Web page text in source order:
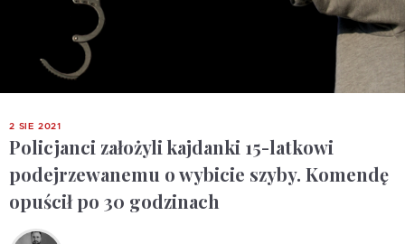
2 SIE 2021
Policjanci założyli kajdanki 15-latkowi
podejrzewanemu o wybicie szyby. Komendę
opuścił po 30 godzinach